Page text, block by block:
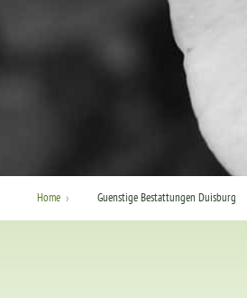
Home › Guenstige Bestattungen Duisburg